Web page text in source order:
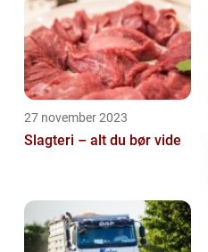
27 november 2023
Slagteri – alt du bør vide